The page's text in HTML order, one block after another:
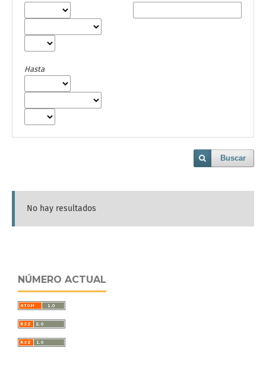
Hasta
Buscar
No hay resultados
NÚMERO ACTUAL